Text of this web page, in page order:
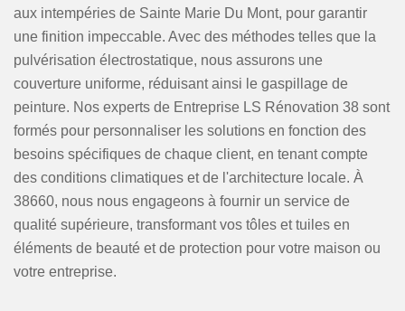
aux intempéries de Sainte Marie Du Mont, pour garantir
une finition impeccable. Avec des méthodes telles que la
pulvérisation électrostatique, nous assurons une
couverture uniforme, réduisant ainsi le gaspillage de
peinture. Nos experts de Entreprise LS Rénovation 38 sont
formés pour personnaliser les solutions en fonction des
besoins spécifiques de chaque client, en tenant compte
des conditions climatiques et de l'architecture locale. À
38660, nous nous engageons à fournir un service de
qualité supérieure, transformant vos tôles et tuiles en
éléments de beauté et de protection pour votre maison ou
votre entreprise.